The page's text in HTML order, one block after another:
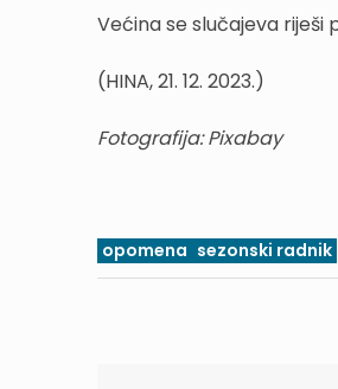
Većina se slučajeva riješi
(HINA, 21. 12. 2023.)
Fotografija: Pixabay
opomena sezonski radnik